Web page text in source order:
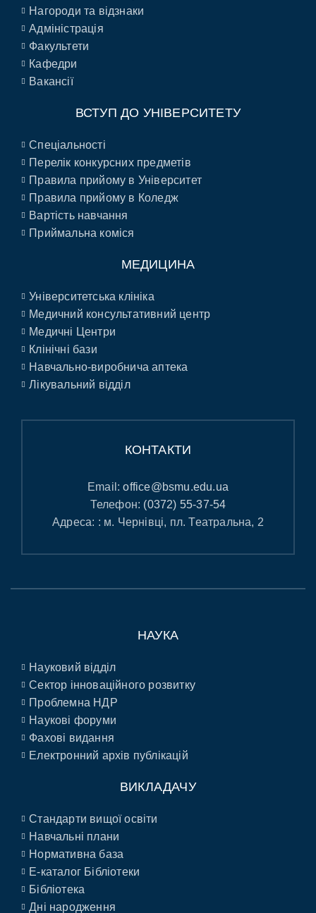
Нагороди та відзнаки
Адміністрація
Факультети
Кафедри
Вакансії
ВСТУП ДО УНІВЕРСИТЕТУ
Спеціальності
Перелік конкурсних предметів
Правила прийому в Університет
Правила прийому в Коледж
Вартість навчання
Приймальна коміся
МЕДИЦИНА
Університетська клініка
Медичний консультативний центр
Медичні Центри
Клінічні бази
Навчально-виробнича аптека
Лікувальний відділ
КОНТАКТИ
Email:office@bsmu.edu.ua
Телефон: (0372) 55-37-54
Адреса: : м. Чернівці, пл. Театральна, 2
НАУКА
Науковий відділ
Сектор інноваційного розвитку
Проблемна НДР
Наукові форуми
Фахові видання
Електронний архів публікацій
ВИКЛАДАЧУ
Стандарти вищої освіти
Навчальні плани
Нормативна база
E-каталог Бібліотеки
Бібліотека
Дні народження